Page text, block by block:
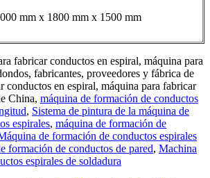
mm x 1800 mm x 1500 mm
fabricar conductos en espiral, máquina para
fabricantes, proveedores y fábrica de
conductos en espiral, máquina para fabricar
China, máquina de formación de conductos
, Sistema de pintura de la máquina de
espirales, máquina de formación de
de formación de conductos espirales
formación de conductos de pared, Machina
espirales de soldadura